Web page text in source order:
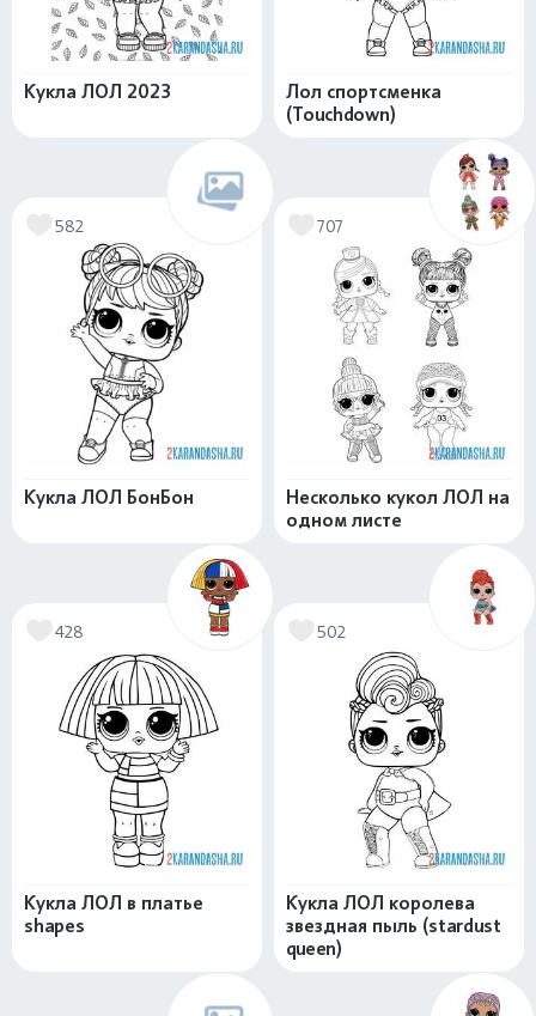
Кукла ЛОЛ 2023
Лол спортсменка
(Touchdown)
582
Кукла ЛОЛ БонБон
707
Несколько кукол ЛОЛ на
одном листе
428
Кукла ЛОЛ в платье
shapes
502
Кукла ЛОЛ королева
звездная пыль (stardust
queen)